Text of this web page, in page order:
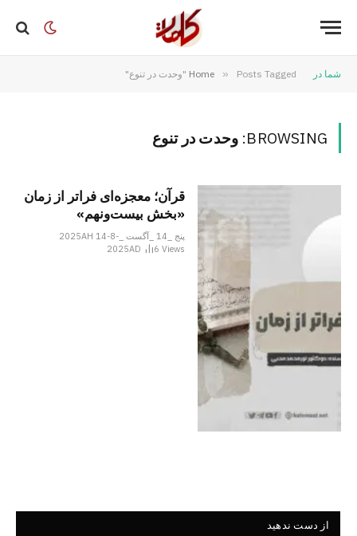
شما در Home » Posts Tagged "وحدت در تنوع"
BROWSING: وحدت در تنوع
قرآن؛ معجزه‌ای فراتر از زمان
«بخش بیست‌­ونهم»
پنج _14 _آگست _2025AH 14-8-
2025AD
6Views
از دست ندهید